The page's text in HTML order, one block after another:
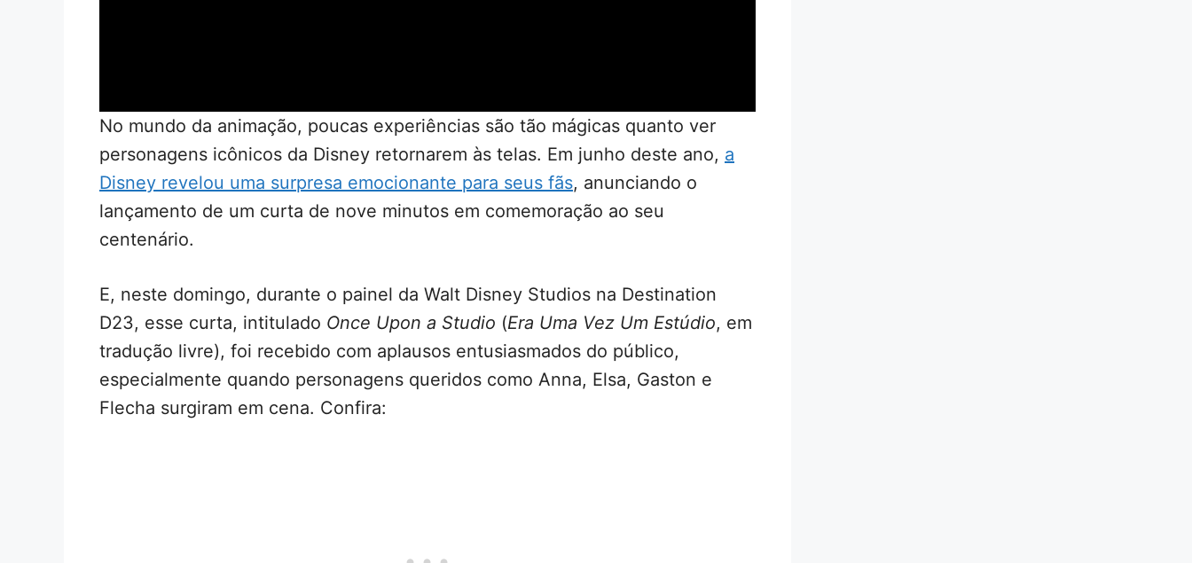
No mundo da animação, poucas experiências são tão mágicas quanto ver
personagens icônicos da Disney retornarem às telas. Em junho deste ano, a
Disney revelou uma surpresa emocionante para seus fãs, anunciando o
lançamento de um curta de nove minutos em comemoração ao seu
centenário.
E, neste domingo, durante o painel da Walt Disney Studios na Destination
D23, esse curta, intitulado Once Upon a Studio (Era Uma Vez Um Estúdio, em
tradução livre), foi recebido com aplausos entusiasmados do público,
especialmente quando personagens queridos como Anna, Elsa, Gaston e
Flecha surgiram em cena. Confira: